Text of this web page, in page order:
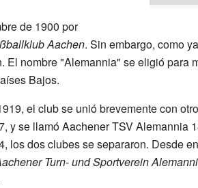
de 1900 por
Aachen. Sin embargo, como
nombre "Alemannia" se eligió para
Bajos.
el club se unió brevemente con
y se llamó Aachener TSV Alemannia
los dos clubes se separaron. Desde
Turn- und Sportverein